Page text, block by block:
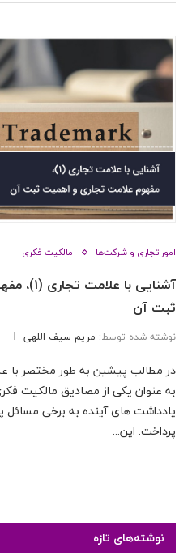
امور تجاری و شرکت‌ها مالکیت فکری
آشنایی
ثبت آن
نوشته شده توسط: مریم سیف اللهی
در مطالب پیشین به طور مختصر با
به عنوان یکی از مصادیق مالکیت
یادداشت های آینده به برخی مسائل
پرداخت. این...
نوشته‌های تازه